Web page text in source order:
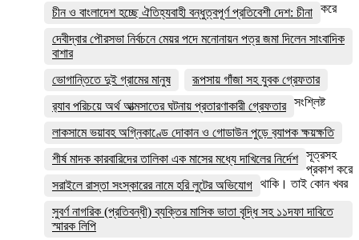
চীন ও বাংলাদেশ হচ্ছে ঐতিহ্যবাহী বন্ধুত্বপূর্ণ প্রতিবেশী দেশ: চীনা
দেবীদ্বার পৌরসভা নির্বচনে মেয়র পদে মনোনায়ন পত্র জমা দিলেন সাংবাদিক
বাশার
ভোগান্তিতে দুই গ্রামের মানুষ
রূপসায় গাঁজা সহ যুবক গ্রেফতার
র‌্যাব পরিচয়ে অর্থ আত্মসাতের ঘটনায় প্রতারণাকারী গ্রেফতার
লাকসামে ভয়াবহ অগ্নিকাণ্ডে দোকান ও গোডাউন পুড়ে ব‍্যাপক ক্ষয়ক্ষতি
শীর্ষ মাদক কারবারিদের তালিকা এক মাসের মধ্যে দাখিলের নির্দেশ
সরাইলে রাস্তা সংস্কারের নামে হরি লুটের অভিযোগ
সুবর্ণ নাগরিক (প্রতিবন্ধী) ব্যক্তির মাসিক ভাতা বৃদ্ধি সহ ১১দফা দাবিতে
স্মারক লিপি
করে
সংশ্লিষ্ট
সূত্রসহ
প্রকাশ করে
থাকি। তাই কোন খবর